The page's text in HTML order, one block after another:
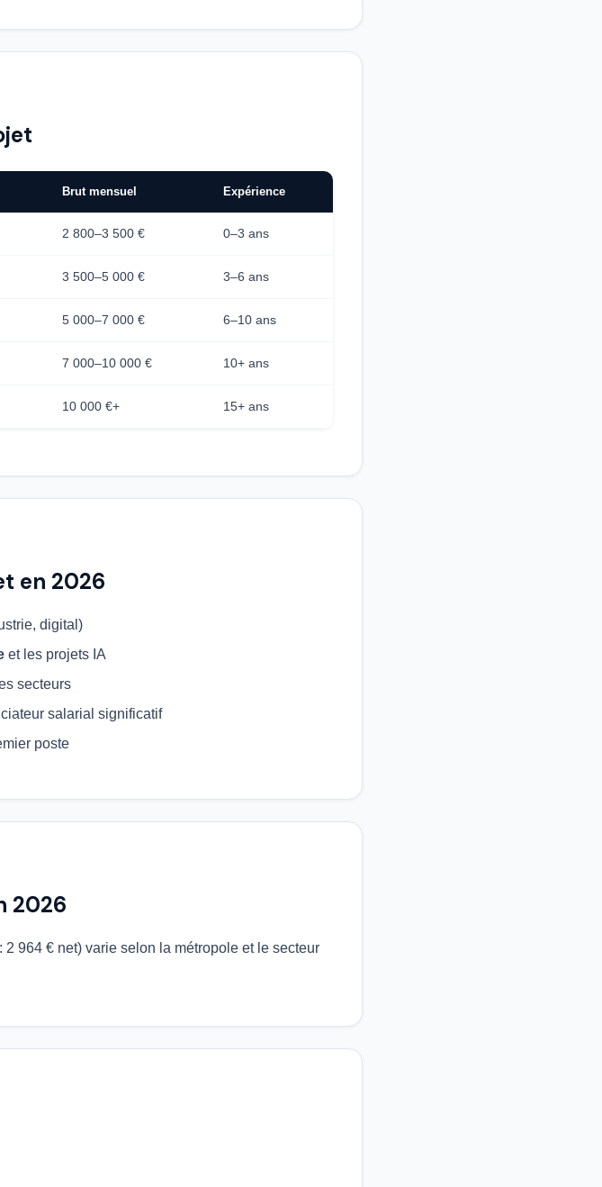
Brut mensuel Expérience
2 800–3 500 € 0–3 ans
3 500–5 000 € 3–6 ans
5 000–7 000 € 6–10 ans
7 000–10 000 € 10+ ans
10 000 €+ 15+ ans
en 2026
digital)
et les projets IA
secteurs
salarial significatif
poste
2026
964 € net) varie selon la métropole et le secteur